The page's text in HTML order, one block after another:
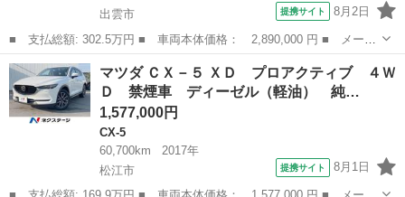
出雲市
提携サイト 8月2日
■ 支払総額: 302.5万円 ■ 車両本体価格： 2,890,000 円 ■ メーカ
ー名： マツダ ■ 車種名： ＣＸ－５ ■ グレード名： ２０Ｓ
ブラックトーンエディション ドライブレコーダー ＥＴＣ バック
カメラ ...
島根 出雲市 CX-5
マツダ ＣＸ－５ ＸＤ プロアクティブ ４Ｗ
Ｄ 禁煙車 ディーゼル（軽油） 純…
1,577,000円
CX-5
60,700km
2017年
松江市
提携サイト 8月1日